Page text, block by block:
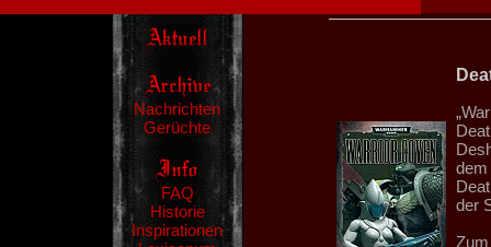
Nachrichten
Gerüchte
FAQ
Historie
Inspirationen
dem
der